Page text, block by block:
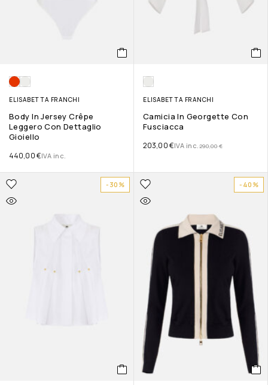
ELISABETTA FRANCHI
Body In Jersey Crêpe
Leggero Con Dettaglio
Gioiello
440,00€IVA inc.
ELISABETTA FRANCHI
Camicia In Georgette Con
Fusciacca
290,00€
203,00€IVA inc.
-30% -40%